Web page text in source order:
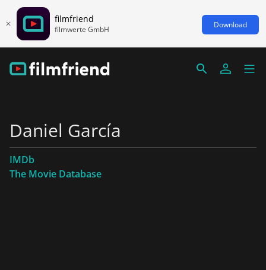
filmfriend
filmwerte GmbH Download
Daniel García
IMDb
The Movie Database